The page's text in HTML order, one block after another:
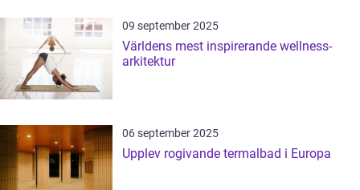
09 september 2025
Världens mest inspirerande wellness-
arkitektur
06 september 2025
Upplev rogivande termalbad i Europa